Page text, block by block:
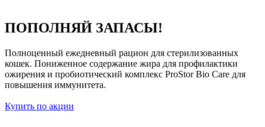
ПОПОЛНЯЙ ЗАПАСЫ!
Полноценный ежедневный рацион для стерилизованных
кошек. Пониженное содержание жира для профилактики
ожирения и пробиотический комплекс ProStor Bio Care для
повышения иммунитета.
Купить по акции